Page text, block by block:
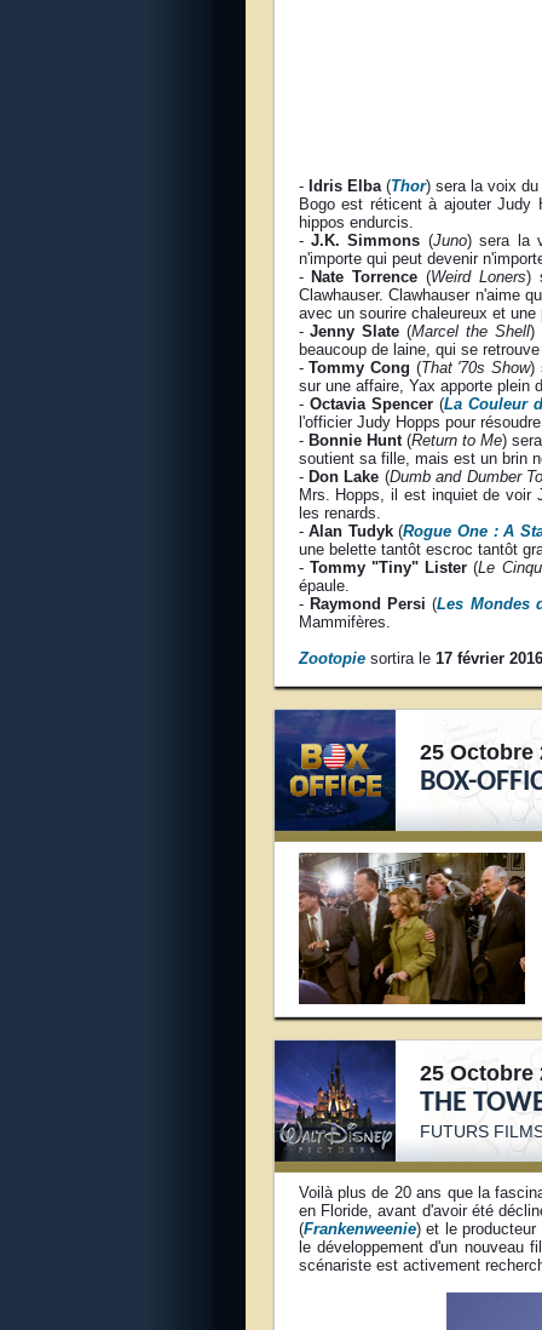
- Idris Elba(Thor) sera la voix du
Bogo est réticent à ajouter Judy
hippos endurcis.
- J.K. Simmons (Juno) sera la
n'importe qui peut devenir
- Nate Torrence (Weird Loners)
Clawhauser. Clawhauser n'aime
avec un sourire chaleureux et une
-Jenny Slate (Marcel the Shell)
beaucoup de laine, qui se
-Tommy Cong (That '70s Show)
sur une affaire, Yax apporte plein
- Octavia Spencer(La Couleur
l'officier Judy Hopps pour
- Bonnie Hunt(Return to Me)
soutient sa fille, mais est un brin
- Don Lake (Dumb and Dumber
Mrs. Hopps, il est inquiet de voir
les renards.
-Alan Tudyk(Rogue One : A
une belette tantôt escroc tantôt
- Tommy "Tiny" Lister (Le
épaule.
- Raymond Persi (Les Mondes
Mammifères.
Zootopiesortira le 17 février 2016
25 Octobre
BOX-
25 Octobre
THE
FUTURS
Voilà plus de 20 ans que la
en Floride, avant d'avoir été
(Frankenweenie) et le producteur
le développement d'un nouveau
scénariste est activement